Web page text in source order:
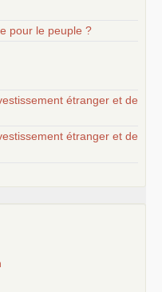
pour le peuple ?
étranger et de
étranger et de